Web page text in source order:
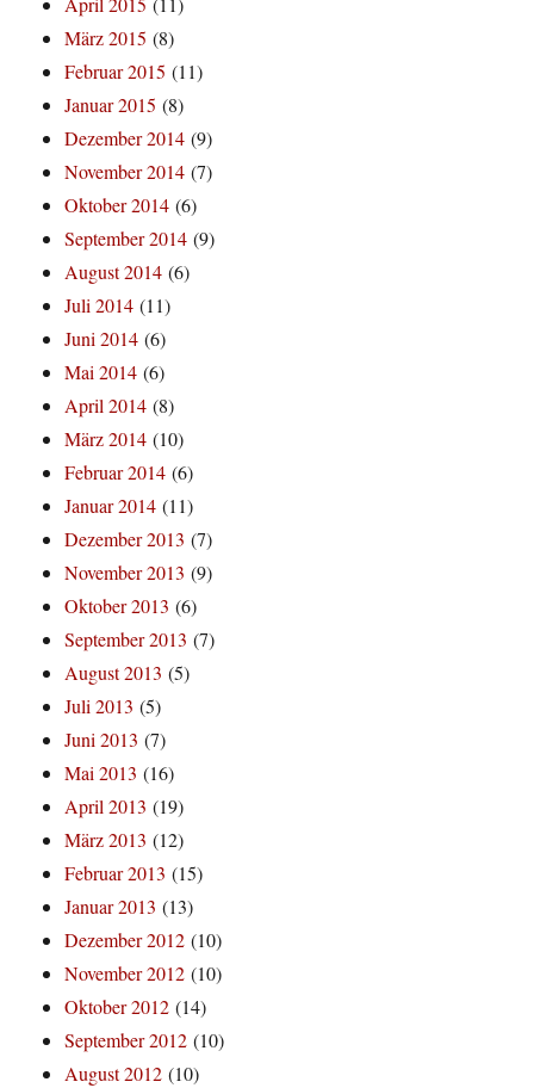
März 2015 (8)
Februar 2015 (11)
Januar 2015 (8)
Dezember 2014 (9)
November 2014 (7)
Oktober 2014 (6)
September 2014 (9)
August 2014 (6)
Juli 2014 (11)
Juni 2014 (6)
Mai 2014 (6)
April 2014 (8)
März 2014 (10)
Februar 2014 (6)
Januar 2014 (11)
Dezember 2013 (7)
November 2013 (9)
Oktober 2013 (6)
September 2013 (7)
August 2013 (5)
Juli 2013 (5)
Juni 2013 (7)
Mai 2013 (16)
April 2013 (19)
März 2013 (12)
Februar 2013 (15)
Januar 2013 (13)
Dezember 2012 (10)
November 2012 (10)
Oktober 2012 (14)
September 2012 (10)
August 2012 (10)